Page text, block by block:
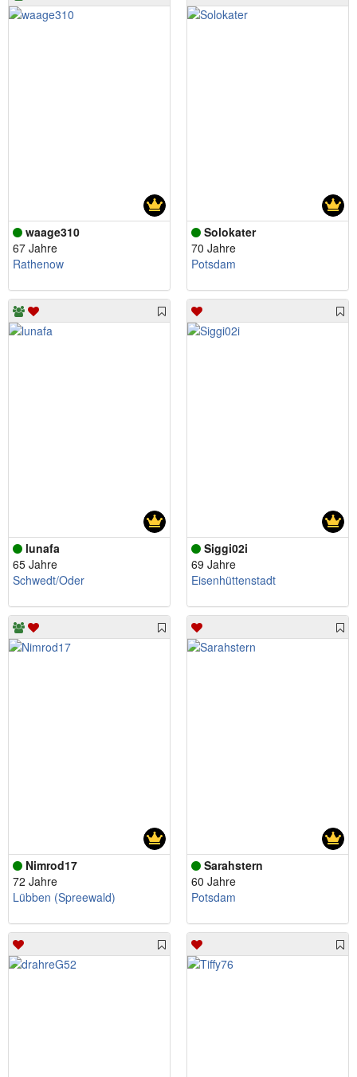
waage310
67 Jahre
Rathenow
Solokater
70 Jahre
Potsdam
lunafa
65 Jahre
Schwedt/Oder
Siggi02i
69 Jahre
Eisenhüttenstadt
Nimrod17
72 Jahre
Lübben (Spreewald)
Sarahstern
60 Jahre
Potsdam